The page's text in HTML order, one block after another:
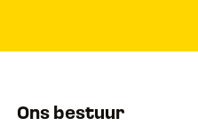
Ons bestuur